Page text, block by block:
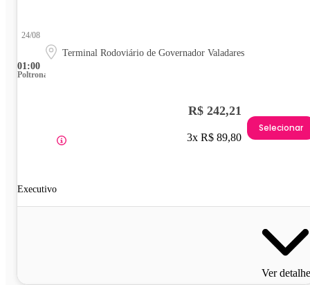
01:00
24/08
Terminal Rodoviário de Governador Valadares
Poltrona
Executivo
R$ 242,21
3x R$ 89,80
Selecionar
Ver